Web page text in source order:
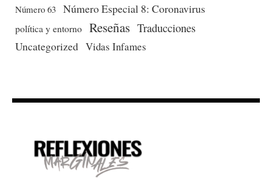
Número 63 Número Especial 8: Coronavirus
política y entorno Reseñas Traducciones
Uncategorized Vidas Infames